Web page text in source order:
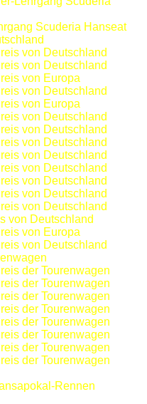
Scuderia Hanseat
von Deutschland
von Deutschland
von Europa
von Deutschland
von Europa
von Deutschland
von Deutschland
von Deutschland
von Deutschland
von Deutschland
von Deutschland
von Deutschland
von Deutschland
von Deutschland
von Europa
von Deutschland
der Tourenwagen
der Tourenwagen
der Tourenwagen
der Tourenwagen
der Tourenwagen
der Tourenwagen
der Tourenwagen
der Tourenwagen
Rennen